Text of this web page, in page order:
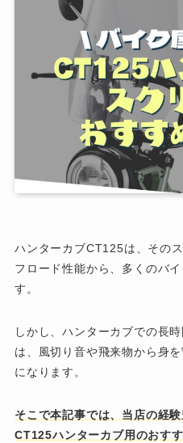
ハンターカブCT125は、その
フロード性能から、多くのバ
す。
しかし、ハンターカブでの長
は、風切り音や飛来物から身
になります。
そこで本記事では、当店の経
CT125ハンターカブ用のおす